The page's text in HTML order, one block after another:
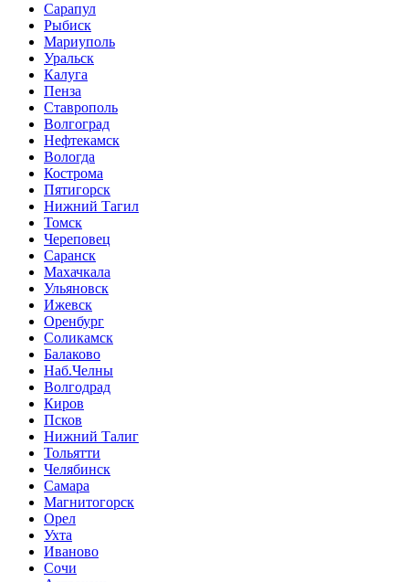
Сарапул
Рыбиск
Мариуполь
Уральск
Калуга
Пенза
Ставрополь
Волгоград
Нефтекамск
Вологда
Кострома
Пятигорск
Нижний Тагил
Томск
Череповец
Саранск
Махачкала
Ульяновск
Ижевск
Оренбург
Соликамск
Балаково
Наб.Челны
Волгодрад
Киров
Псков
Нижний Талиг
Тольятти
Челябинск
Самара
Магнитогорск
Орел
Ухта
Иваново
Сочи